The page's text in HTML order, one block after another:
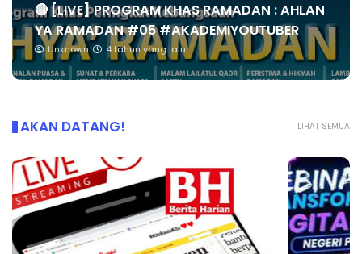
🔴 [LIVE] PROGRAM KHAS RAMADAN : AHLAN
YA RAMADAN #05 #AKADEMIYOUTUBER
Unknown 4 tahun yang lalu
LIHAT SEMUA
AKAN DATANG!